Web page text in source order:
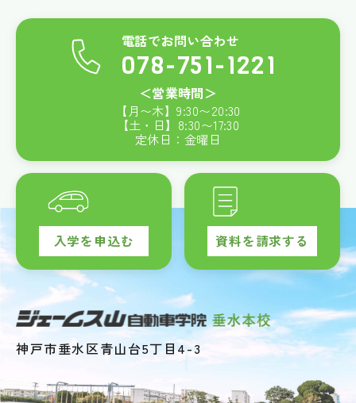
電話でお問い合わせ
078-751-1221
＜営業時間＞
【月〜木】9:30〜20:30
【土・日】 8:30〜17:30
定休日：金曜日
入学を申込む 資料を請求する
神戸市垂水区青山台5丁目4-3